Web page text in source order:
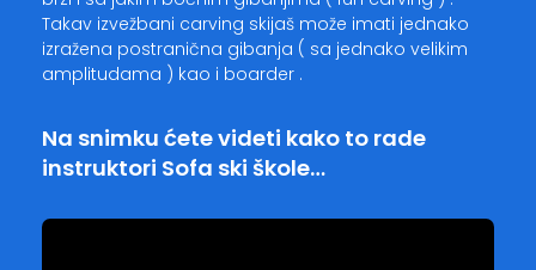
Takav izvežbani carving skijaš može imati jednako
izražena postranična gibanja ( sa jednako velikim
amplitudama ) kao i boarder .
Na snimku ćete videti kako to rade
instruktori Sofa ski škole…